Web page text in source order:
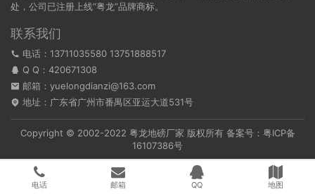
处，公司已注册上线“粤龙”品牌商标。
联系我们
电话：13711035580 13751888517
Q Q： 420671308
邮箱：yuelongdianzi@163.com
地址：广东省广州市番禺区亚运大道531号
Copyright © 2002-2022 粤龙地磅厂家 版权所有 备案号： 粤ICP备
16107386号
电话 邮箱 QQ 地图